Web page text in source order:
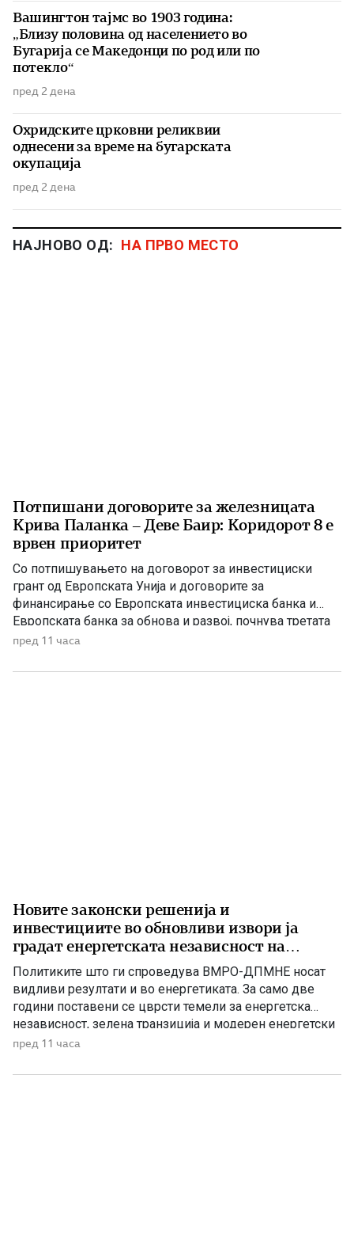
Вашингтон тајмс во 1903 година:
„Близу половина од населението во
Бугарија се Македонци по род или по
потекло“
пред 2 дена
Охридските црковни реликвии
однесени за време на бугарската
окупација
пред 2 дена
НАЈНОВО ОД: НА ПРВО МЕСТО
Потпишани договорите за железницата
Крива Паланка – Деве Баир: Коридорот 8 е
врвен приоритет
Со потпишувањето на договорот за инвестициски
грант од Европската Унија и договорите за
финансирање со Европската инвестициска банка и
Европската банка за обнова и развој, почнува третата
фаза од финансирањето на железничката делница
8. На потпишувањето во Владата присуствуваа
пред 11 часа
Новите законски решенија и
инвестициите во обновливи извори ја
градат енергетската независност на
Македонија
Политиките што ги спроведува ВМРО-ДПМНЕ носат
видливи резултати и во енергетиката. За само две
години поставени се цврсти темели за енергетска
независност, зелена транзиција и модерен енергетски
систем кој ќе обезбеди сигурност, нови инвестиции и
има нов Закон за енергетика, усогласен со европските
пред 11 часа